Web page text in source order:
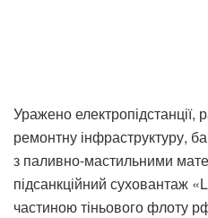
Уражено електропідстанції,
ремонтну інфраструктуру,
з паливно-мастильними
підсанкційний суховантаж
частиною тіньового флоту